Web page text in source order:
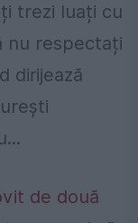
trezi luați cu
nu respectați
dirijează